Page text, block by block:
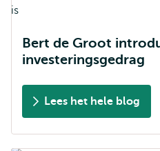
Bert de Groot
investeringsgedrag
Lees het hele blog